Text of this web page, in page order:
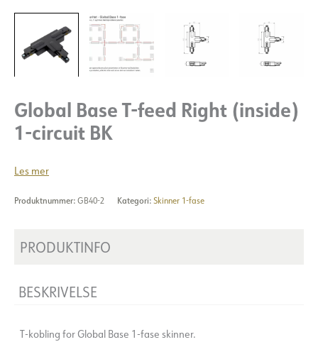
Global Base T-feed Right (inside)
1-circuit BK
Les mer
Produktnummer: GB40-2 Kategori: Skinner 1-fase
PRODUKTINFO
BESKRIVELSE
T-kobling for Global Base 1-fase skinner.